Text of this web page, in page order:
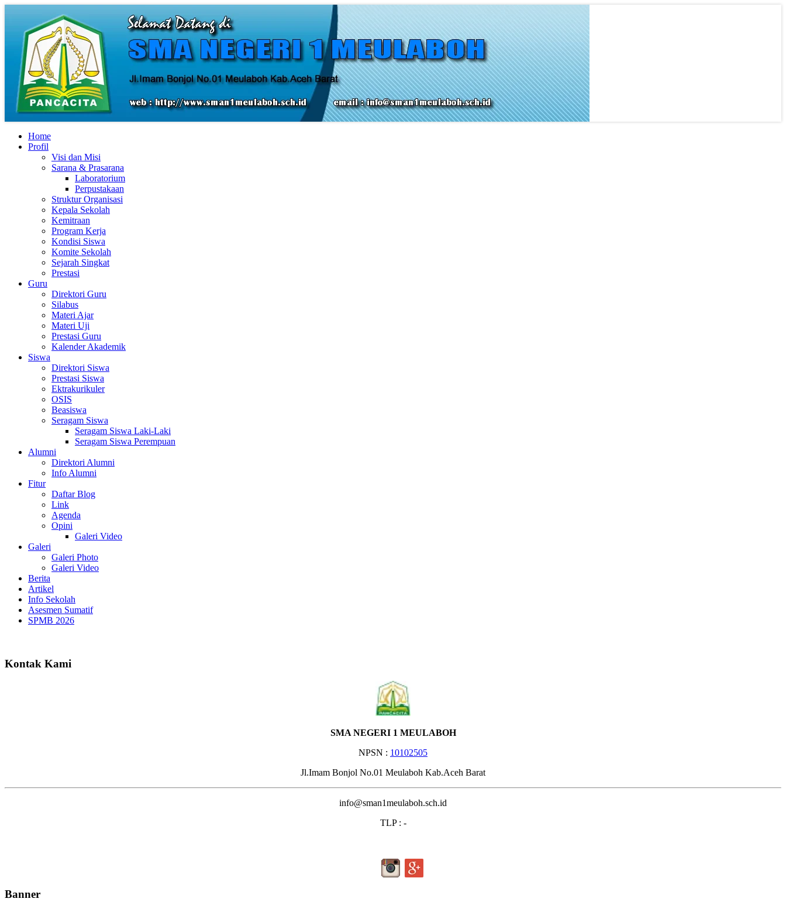
Home
Profil
Visi dan Misi
Sarana & Prasarana
Laboratorium
Perpustakaan
Struktur Organisasi
Kepala Sekolah
Kemitraan
Program Kerja
Kondisi Siswa
Komite Sekolah
Sejarah Singkat
Prestasi
Guru
Direktori Guru
Silabus
Materi Ajar
Materi Uji
Prestasi Guru
Kalender Akademik
Siswa
Direktori Siswa
Prestasi Siswa
Ektrakurikuler
OSIS
Beasiswa
Seragam Siswa
Seragam Siswa Laki-Laki
Seragam Siswa Perempuan
Alumni
Direktori Alumni
Info Alumni
Fitur
Daftar Blog
Link
Agenda
Opini
Galeri Video
Galeri
Galeri Photo
Galeri Video
Berita
Artikel
Info Sekolah
Asesmen Sumatif
SPMB 2026
Kontak Kami
SMA NEGERI 1 MEULABOH
NPSN : 10102505
Jl.Imam Bonjol No.01 Meulaboh Kab.Aceh Barat
info@sman1meulaboh.sch.id
TLP : -
Banner